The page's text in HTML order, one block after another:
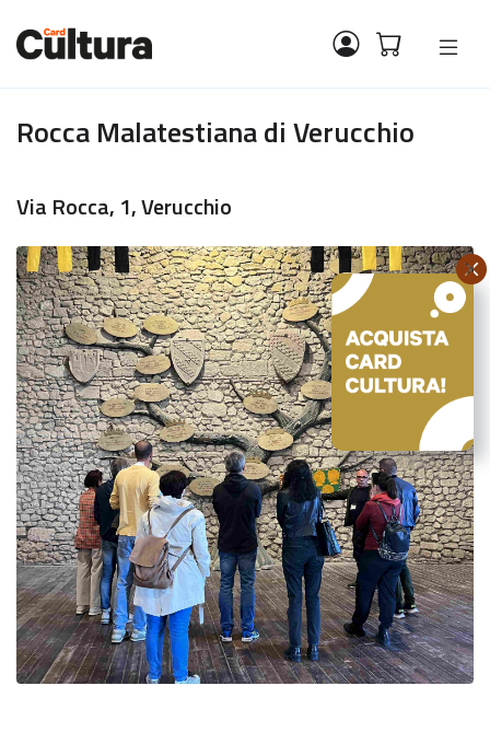
Rocca Malatestiana di Verucchio
Via Rocca, 1, Verucchio